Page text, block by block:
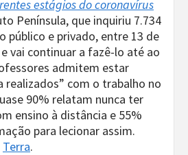
estágios do coronavírus
Península, que inquiriu 7.734
público e privado, entre 13 de
vai continuar a fazê-lo até ao
admitem estar
realizados” com o trabalho no
90% relatam nunca ter
ensino à distância e 55%
para lecionar assim.
Terra.